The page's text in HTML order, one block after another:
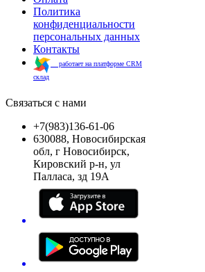
Политика
конфиденциальности
персональных данных
Контакты
работает на платформе CRM
склад
Связаться с нами
+7(983)136-61-06
630088, Новосибирская
обл, г Новосибирск,
Кировский р-н, ул
Палласа, зд 19А